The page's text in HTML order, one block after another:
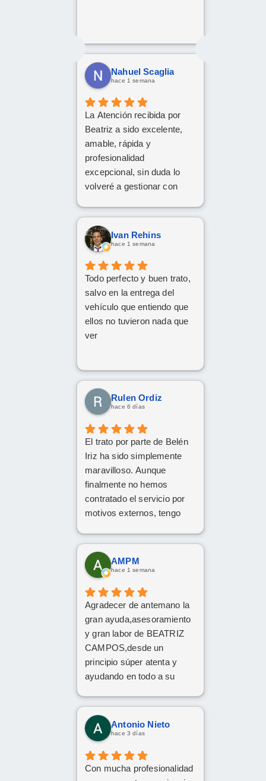
Nahuel Scaglia
hace 1 semana
La Atención recibida por
Beatriz a sido excelente,
amable, rápida y
profesionalidad
excepcional, sin duda lo
volveré a gestionar con
contrataciones.
Ivan Rehins
hace 1 semana
Todo perfecto y buen trato,
salvo en la entrega del
vehículo que entiendo que
ellos no tuvieron nada que
ver
Rulen Ordiz
hace 6 días
El trato por parte de Belén
Iriz ha sido simplemente
maravilloso. Aunque
finalmente no hemos
contratado el servicio por
motivos externos, tengo
decido dar el paso, volveré
a ponerme en sus manos
sin dudarlo. Da gusto
atentas, profesionales y
cercanas. ¡Muchísimas
gracias por todo!
AMPM
hace 1 semana
Agradecer de antemano la
gran ayuda,asesoramiento
y gran labor de BEATRIZ
CAMPOS,desde un
principio súper atenta y
ayudando en todo a su
recomendable,grandes
profesionales
Antonio Nieto
hace 3 días
Con mucha profesionalidad